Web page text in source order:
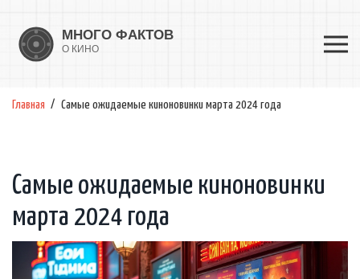
Главная Самые ожидаемые киноновинки марта 2024 года
Самые ожидаемые киноновинки
марта 2024 года